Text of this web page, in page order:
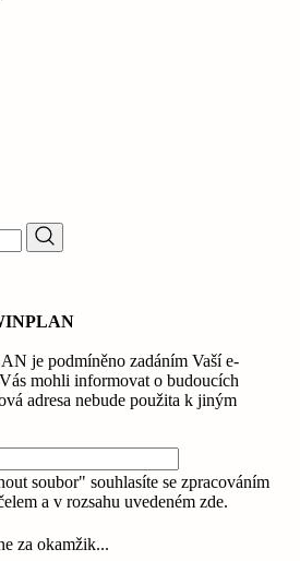
je podmíněno zadáním Vaší e-
mohli informovat o budoucích
adresa nebude použita k jiným
soubor" souhlasíte se zpracováním
a v rozsahu uvedeném zde.
za okamžik...